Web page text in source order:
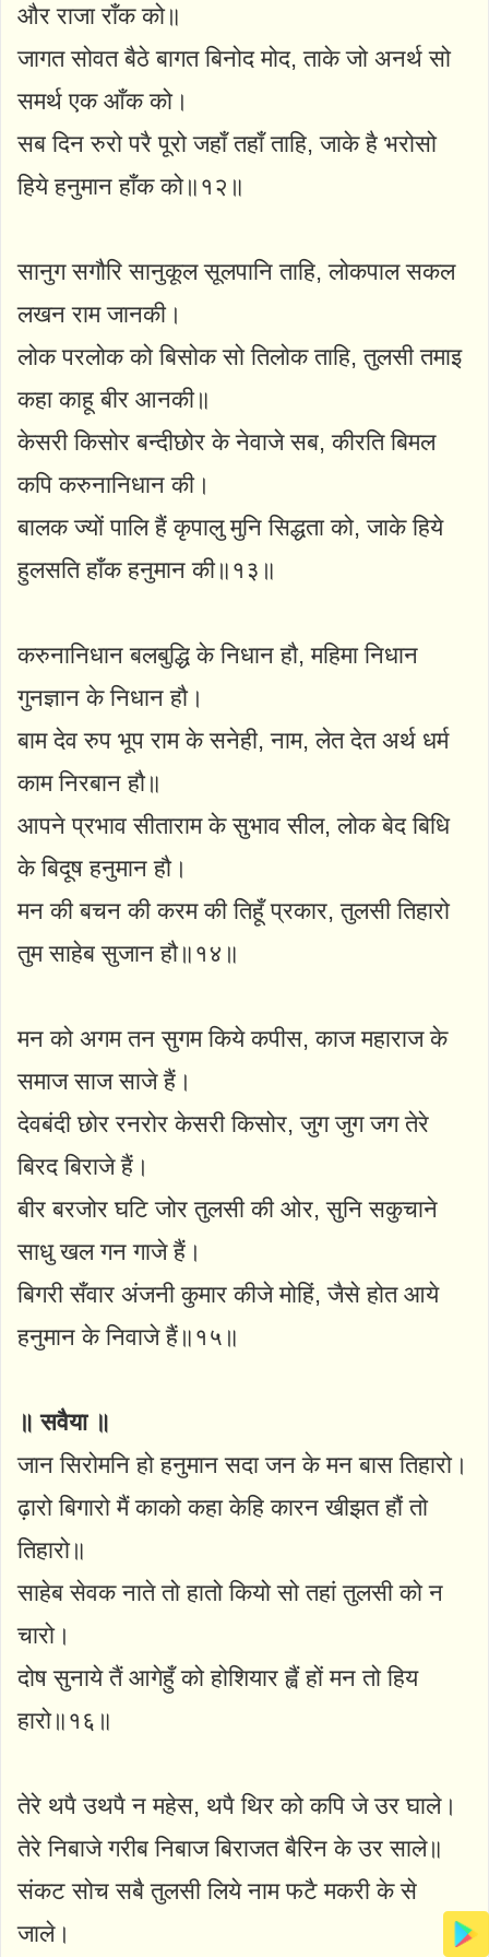
और राजा राँक को॥
जागत सोवत बैठे बागत बिनोद मोद, ताके जो अनर्थ सो
समर्थ एक आँक को।
सब दिन रुरो परै पूरो जहाँ तहाँ ताहि, जाके है भरोसो
हिये हनुमान हाँक को॥१२॥
सानुग सगौरि सानुकूल सूलपानि ताहि, लोकपाल सकल
लखन राम जानकी।
लोक परलोक को बिसोक सो तिलोक ताहि, तुलसी तमाइ
कहा काहू बीर आनकी॥
केसरी किसोर बन्दीछोर के नेवाजे सब, कीरति बिमल
कपि करुनानिधान की।
बालक ज्यों पालि हैं कृपालु मुनि सिद्धता को, जाके हिये
हुलसति हाँक हनुमान की॥१३॥
करुनानिधान बलबुद्धि के निधान हौ, महिमा निधान
गुनज्ञान के निधान हौ।
बाम देव रुप भूप राम के सनेही, नाम, लेत देत अर्थ धर्म
काम निरबान हौ॥
आपने प्रभाव सीताराम के सुभाव सील, लोक बेद बिधि
के बिदूष हनुमान हौ।
मन की बचन की करम की तिहूँ प्रकार, तुलसी तिहारो
तुम साहेब सुजान हौ॥१४॥
मन को अगम तन सुगम किये कपीस, काज महाराज के
समाज साज साजे हैं।
देवबंदी छोर रनरोर केसरी किसोर, जुग जुग जग तेरे
बिरद बिराजे हैं।
बीर बरजोर घटि जोर तुलसी की ओर, सुनि सकुचाने
साधु खल गन गाजे हैं।
बिगरी सँवार अंजनी कुमार कीजे मोहिं, जैसे होत आये
हनुमान के निवाजे हैं॥१५॥
॥ सवैया ॥
जान सिरोमनि हो हनुमान सदा जन के मन बास तिहारो।
ढ़ारो बिगारो मैं काको कहा केहि कारन खीझत हौं तो
तिहारो॥
साहेब सेवक नाते तो हातो कियो सो तहां तुलसी को न
चारो।
दोष सुनाये तैं आगेहुँ को होशियार ह्वैं हों मन तो हिय
हारो॥१६॥
तेरे थपै उथपै न महेस, थपै थिर को कपि जे उर घाले।
तेरे निबाजे गरीब निबाज बिराजत बैरिन के उर साले॥
संकट सोच सबै तुलसी लिये नाम फटै मकरी के से
जाले।